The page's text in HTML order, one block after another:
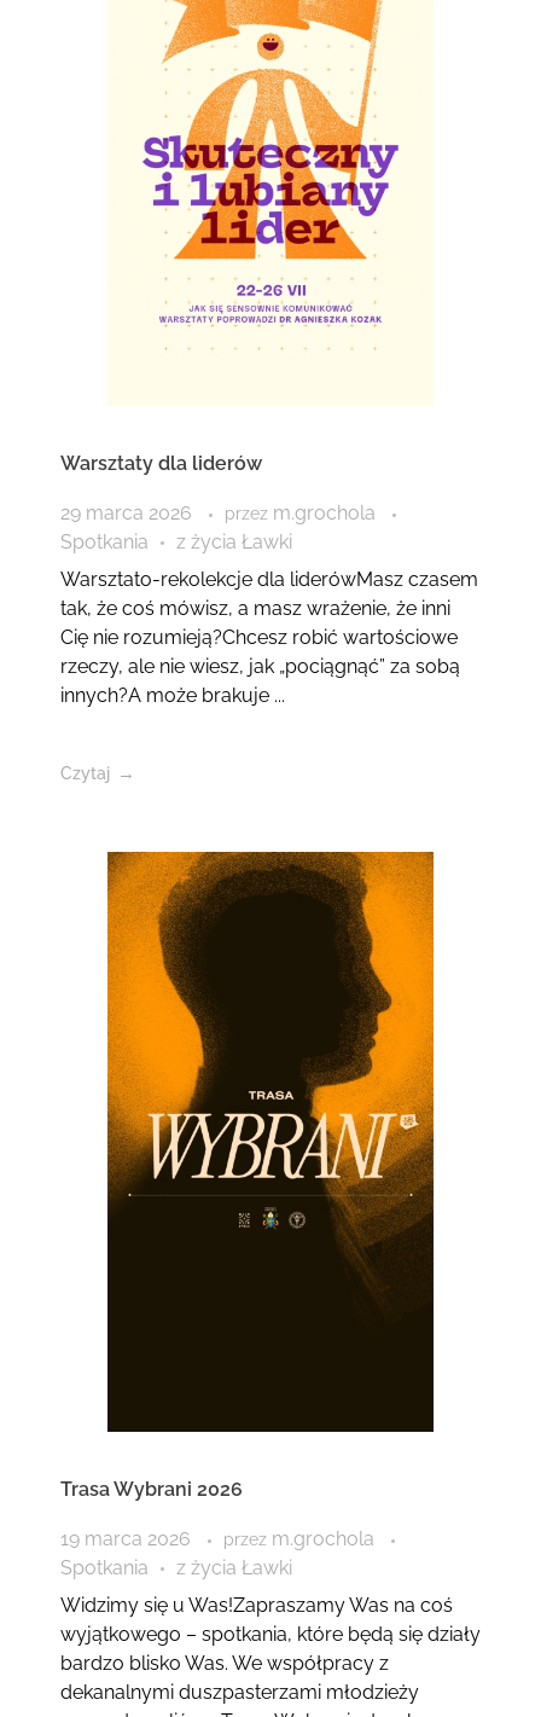
Warsztaty dla liderów
29 marca 2026 przez m.grochola
Spotkania
z życia Ławki
Warsztato-rekolekcje dla liderówMasz czasem
tak, że coś mówisz, a masz wrażenie, że inni
Cię nie rozumieją?Chcesz robić wartościowe
rzeczy, ale nie wiesz, jak „pociągnąć” za sobą
innych?A może brakuje ...
Czytaj
Trasa Wybrani 2026
19 marca 2026 przez m.grochola
Spotkania
z życia Ławki
Widzimy się u Was!Zapraszamy Was na coś
wyjątkowego – spotkania, które będą się działy
bardzo blisko Was. We współpracy z
dekanalnymi duszpasterzami młodzieży